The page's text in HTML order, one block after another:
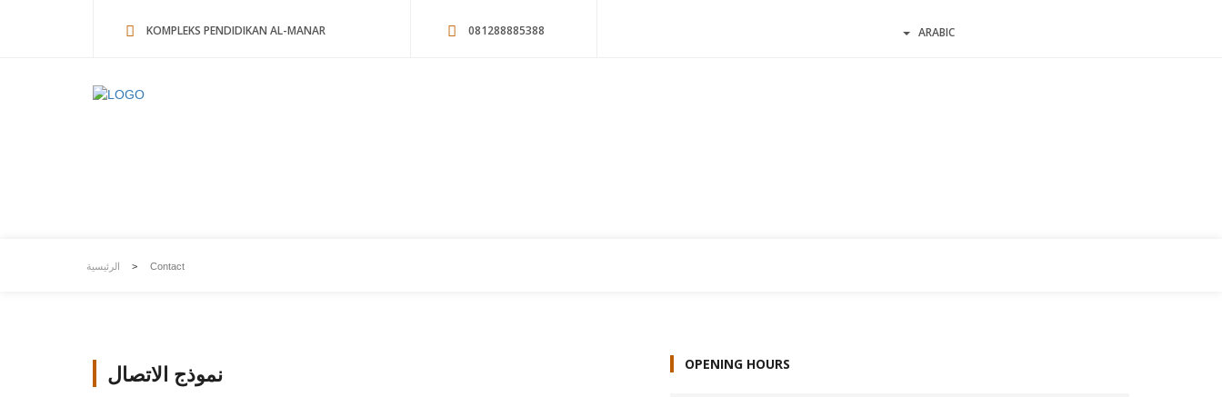
KOMPLEKS PENDIDIKAN AL-MANAR 081288885388 ARABIC
> Contact
نموذج الاتصال OPENING HOURS